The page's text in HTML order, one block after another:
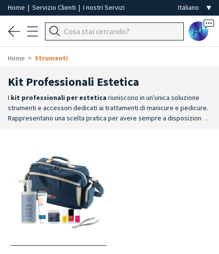
Home | Servizio Clienti | I nostri Servizi
Ai
Home Strumenti
Kit Professionali Estetica
I kit professionali per estetica riuniscono in un'unica soluzione
strumenti e accessori dedicati ai trattamenti di manicure e pedicure.
Rappresentano una scelta pratica per avere sempre a disposizione il
trattamenti estetici.Ideali per iniziare
chi si avvicina alla professione, per gli studenti delle scuole di
estetica e per chi desidera disporre fin da subito di un set
completo.Strumenti professionali
acciaio inox, accessori monouso e pratiche soluzioni per
l'organizzazione e il trasporto della strumentazione.
quotidiana: un unico kit permette di organizzare il materiale in
modo ordinato, facilitando il trasporto e la gestione delle attività